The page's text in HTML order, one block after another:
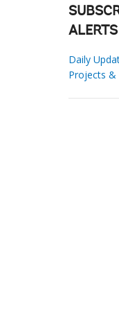
ALERTS
Daily
Projects